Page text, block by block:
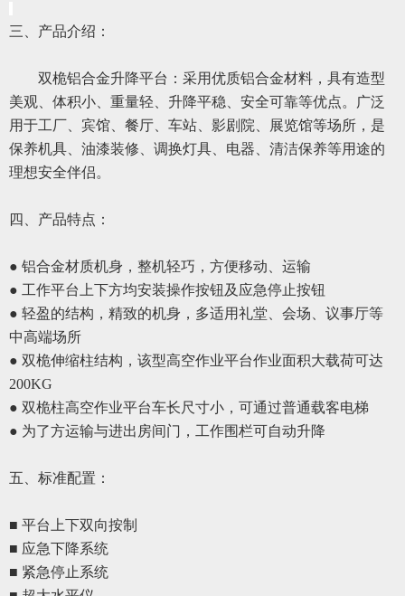
三、产品介绍：
双桅铝合金升降平台：采用优质铝合金材料，具有造型
美观、体积小、重量轻、升降平稳、安全可靠等优点。广泛
用于工厂、宾馆、餐厅、车站、影剧院、展览馆等场所，是
保养机具、油漆装修、调换灯具、电器、清洁保养等用途的
理想安全伴侣。
四、 产品特点：
● 铝合金材质机身，整机轻巧，方便移动、运输
● 工作平台上下方均安装操作按钮及应急停止按钮
● 轻盈的结构，精致的机身，多适用礼堂、会场、议事厅等
中高端场所
● 双桅伸缩柱结构，该型高空作业平台作业面积大载荷可达
200KG
● 双桅柱高空作业平台车长尺寸小，可通过普通载客电梯
● 为了方运输与进出房间门，工作围栏可自动升降
五、 标准配置 ：
■ 平台上下双向按制
■ 应急下降系统
■ 紧急停止系统